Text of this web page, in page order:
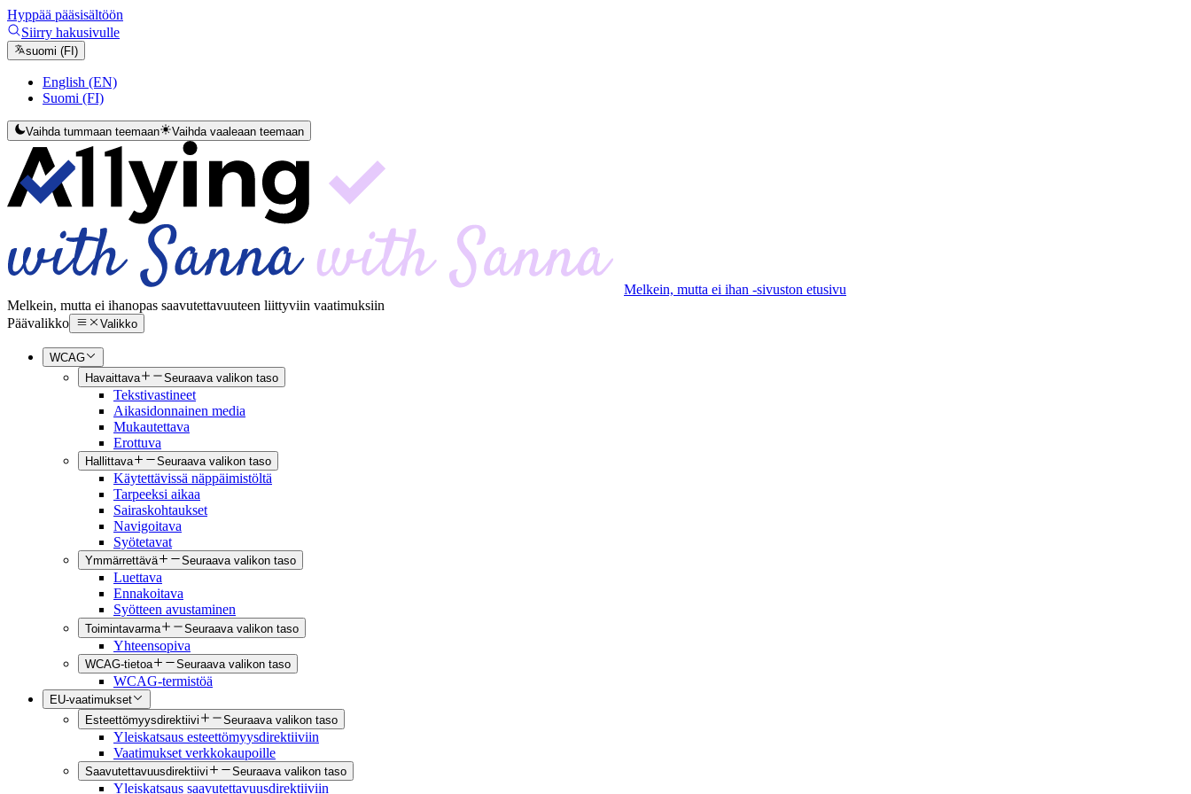
Hyppää pääsisältöön
Siirry hakusivulle
suomi (FI)
English (EN)
Suomi (FI)
Vaihda tummaan teemaan Vaihda vaaleaan teemaan
Melkein, mutta ei ihan -sivuston etusivu
Melkein, mutta ei ihanopas saavutettavuuteen liittyviin vaatimuksiin
Päävalikko
Valikko
WCAG
Havaittava
Seuraava valikon taso
Tekstivastineet
Aikasidonnainen media
Mukautettava
Erottuva
Hallittava Seuraava valikon taso
Käytettävissä näppäimistöltä
Tarpeeksi aikaa
Sairaskohtaukset
Navigoitava
Syötetavat
Ymmärrettävä Seuraava valikon taso
Luettava
Ennakoitava
Syötteen avustaminen
Toimintavarma Seuraava valikon taso
Yhteensopiva
WCAG-tietoa Seuraava valikon taso
WCAG-termistöä
EU-vaatimukset
Esteettömyysdirektiivi
Seuraava valikon taso
Yleiskatsaus esteettömyysdirektiiviin
Vaatimukset verkkokaupoille
Saavutettavuusdirektiivi Seuraava valikon taso
Yleiskatsaus saavutettavuusdirektiiviin